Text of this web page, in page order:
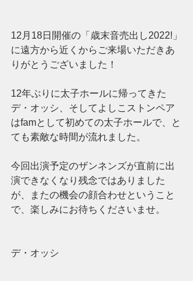
12月18日開催の「歳末音売出し2022!」
に遠方から近くからご来場いただきあ
りがとうございました！
12年ぶりに太子ホールに帰ってきた
デ・オッシ、そしてよしこストンペア
はfamとして初めての太子ホールで、と
ても素敵な時間が流れました。
今回出演予定のザンネンズが直前に出
演できなくなり残念ではありました
が、またの機会の顔合わせということ
で、楽しみにお待ちくださいませ。
デ・オッシ